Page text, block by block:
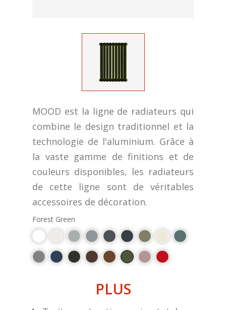
MOOD est la ligne de radiateurs qui
combine le design traditionnel et la
technologie de l'aluminium. Grâce à
la vaste gamme de finitions et de
couleurs disponibles, les radiateurs
de cette ligne sont de véritables
accessoires de décoration.
Forest Green
PLUS